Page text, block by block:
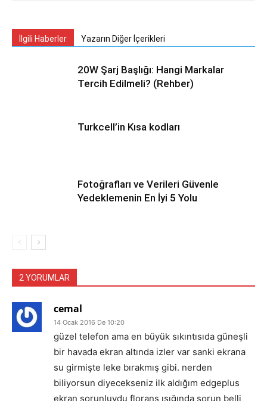
İlgili Haberler Yazarın Diğer İçerikleri
20W Şarj Başlığı: Hangi Markalar
Tercih Edilmeli? (Rehber)
Turkcell’in Kısa kodları
Fotoğrafları ve Verileri Güvenle
Yedeklemenin En İyi 5 Yolu
2 YORUMLAR
cemal
14 Ocak 2016 De 10:20
güzel telefon ama en büyük sıkıntısıda güneşli
bir havada ekran altında izler var sanki ekrana
su girmişte leke bırakmış gibi. nerden
biliyorsun diyecekseniz ilk aldığım edgeplus
ekran sorunluydu florans ışığında sorun belli